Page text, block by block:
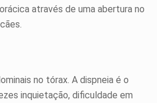
através de uma abertura no
no tórax. A dispneia é o
inquietação, dificuldade em